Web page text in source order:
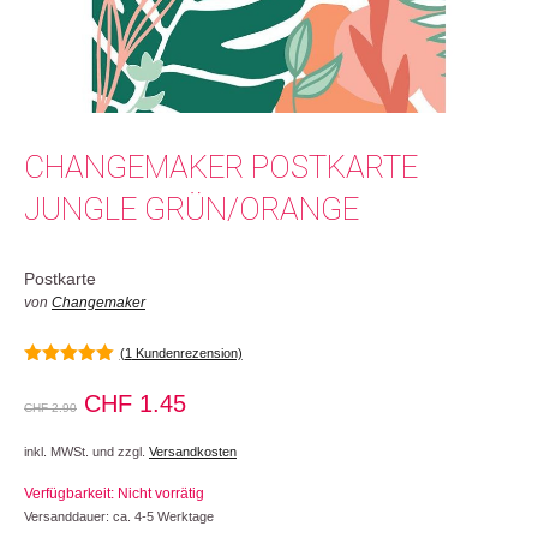
CHANGEMAKER POSTKARTE
JUNGLE GRÜN/ORANGE
Postkarte
von Changemaker
(1 Kundenrezension)
CHF2.90
Ursprünglicher
CHF 2.90
CHF 1.45Aktueller
CHF 1.45.
inkl. MWSt. und zzgl. Versandkosten
Verfügbarkeit: Nicht vorrätig
Versanddauer: ca. 4-5 Werktage